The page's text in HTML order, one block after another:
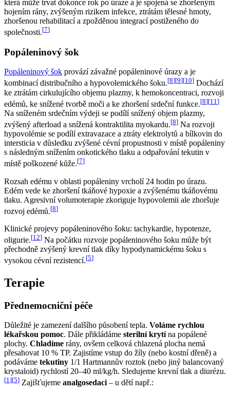
která může trvat dokonce rok po úraze a je spojená se zhoršeným
hojením rány, zvýšeným rizikem infekce, ztrátám tělesné hmoty,
zhoršenou rehabilitací a zpožděnou integrací postiženého do
společnosti.[7]
Popáleninový šok
Popáleninový šok provází závažné popáleninové úrazy a je
kombinací distribučního a hypovolemického šoku.[8][9][10] Dochází
ke ztrátám cirkulujícího objemu plazmy, k hemokoncentraci, rozvoji
edémů, ke snížené tvorbě moči a ke zhoršení srdeční funkce.[8][11 ]
Na sníženém srdečním výdeji se podílí snížený objem plazmy,
zvýšený afterload a snížená kontraktilita myokardu.[8] Na rozvoji
hypovolémie se podílí extravazace a ztráty elektrolytů a bílkovin do
intersticia v důsledku zvýšené cévní propustnosti v místě popáleniny
s následným snížením onkotického tlaku a odpařování tekutin v
místě poškozené kůže.[7]
Rozsah edému v oblasti popáleniny vrcholí 24 hodin po úrazu.
Edém vede ke zhoršení tkáňové hypoxie a zvýšenému tkáňovému
tlaku. Agresivní volumoterapie zkoriguje hypovolemii ale zhoršuje
rozvoj edémů.[8]
Klinické projevy popáleninového šoku: tachykardie, hypotenze,
oligurie.[12] Na počátku rozvoje popáleninového šoku může být
přechodně zvýšený krevní tlak díky hypodynamickému šoku s
vysokou cévní rezistencí.[5]
Terapie
Přednemocniční péče
Důležité je zamezení dalšího působení tepla. Voláme rychlou
lékařskou pomoc. Dále přikládáme sterilní krytína popálené
plochy. Chladíme rány, ovšem celková chlazená plocha nemá
přesahovat 10 % TP. Zajistíme vstup do žíly (nebo kostní dřeně) a
podáváme tekutiny 1/1 Hartmannův roztok (nebo jiný balancovaný
krystaloid) rychlostí 20–40 ml/kg/h. Sledujeme krevní tlak a diurézu.
[1][5] Zajišťujeme analgosedaci– u dětí např.: